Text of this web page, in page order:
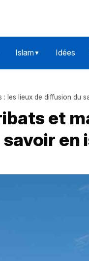
Islam▼ Idées
: les lieux de diffusion du
et
en